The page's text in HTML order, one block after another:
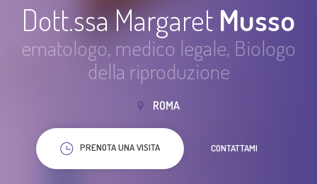
Dott.ssa Margaret Musso
ematologo, medico legale, Biologo
della riproduzione
ROMA
PRENOTA UNA VISITA CONTATTAMI